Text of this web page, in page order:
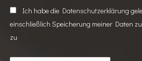
Ich habe die Datenschutzerklärung
einschließlich Speicherung meiner Daten
zu